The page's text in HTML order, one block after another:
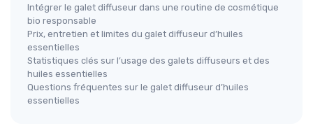
Intégrer le galet diffuseur dans une routine de cosmétique
bio responsable
Prix, entretien et limites du galet diffuseur d’huiles
essentielles
Statistiques clés sur l’usage des galets diffuseurs et des
huiles essentielles
Questions fréquentes sur le galet diffuseur d’huiles
essentielles